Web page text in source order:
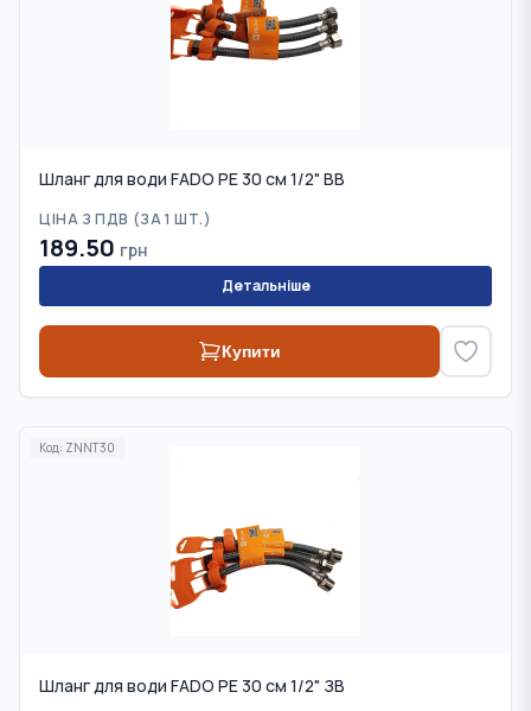
Шланг для води FADO PE 30 см 1/2" ВВ
ЦІНА З ПДВ (ЗА 1 ШТ.)
189.50 грн
Детальніше
Купити
Код: ZNNT30
Шланг для води FADO PE 30 см 1/2" ЗВ